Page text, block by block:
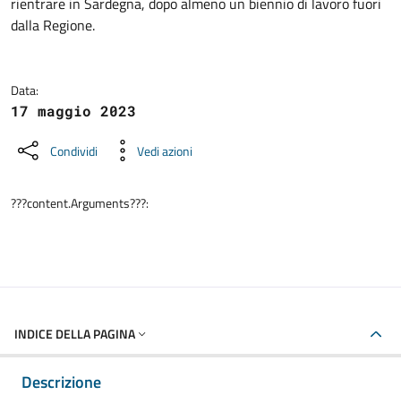
dalla Regione.
Data:
17 maggio 2023
Condividi Vedi azioni
???content.Arguments???:
INDICE DELLA PAGINA
Descrizione